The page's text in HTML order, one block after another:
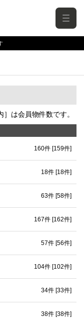
は会員物件数です。
160件 [159件]
18件 [18件]
63件 [58件]
167件 [162件]
57件 [56件]
104件 [102件]
34件 [33件]
38件 [38件]